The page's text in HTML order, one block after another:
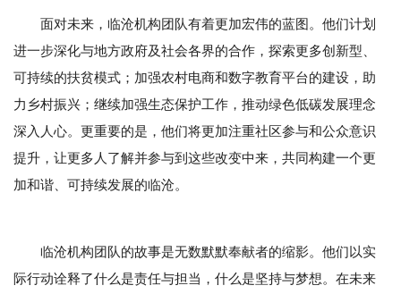
面对未来，临沧机构团队有着更加宏伟的蓝图。他们计划
进一步深化与地方政府及社会各界的合作，探索更多创新型、
可持续的扶贫模式；加强农村电商和数字教育平台的建设，助
力乡村振兴；继续加强生态保护工作，推动绿色低碳发展理念
深入人心。更重要的是，他们将更加注重社区参与和公众意识
提升，让更多人了解并参与到这些改变中来，共同构建一个更
加和谐、可持续发展的临沧。
临沧机构团队的故事是无数默默奉献者的缩影。他们以实
际行动诠释了什么是责任与担当，什么是坚持与梦想。在未来